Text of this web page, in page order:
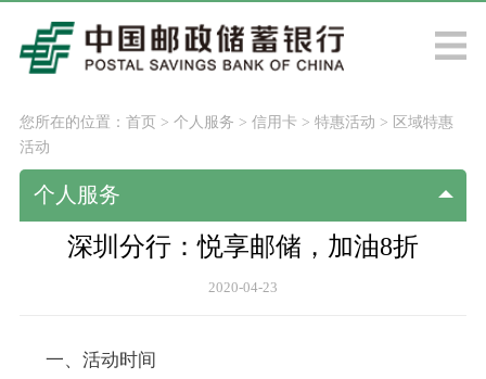
您所在的位置： 首页> 个人服务 > 信用卡 > 特惠活动 > 区域特惠
活动
个人服务
深圳分行：悦享邮储，加油8折
2020-04-23
一、活动时间